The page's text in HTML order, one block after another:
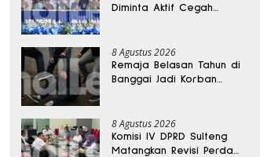
Diminta Aktif Cegah
8 Agustus 2026
Remaja Belasan Tahun di
Banggai Jadi Korban
8 Agustus 2026
Komisi IV DPRD Sulteng
Matangkan Revisi Perda